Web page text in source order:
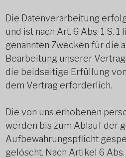
Die Datenverarbeitung
und ist nach Art. 6 Abs. 1 S. 1
genannten Zwecken für die
Bearbeitung unserer
die beidseitige Erfüllung
dem Vertrag erforderlich.
Die von uns erhobenen
werden bis zum Ablauf der
Aufbewahrungspflicht
gelöscht. Nach Artikel 6 Abs.